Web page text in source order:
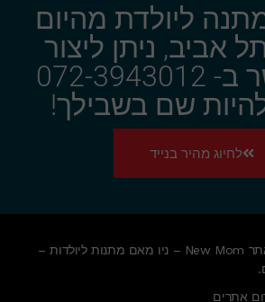
ליולדת מהיום
אביב, ניתן ליצור
עימנו קשר ב- 072-3943012
שם בשבילך!
לחיוג מהיר בנייד
© כל הזכויות שמורות לאתר New Mom – ניו מאם מתנות ליולדות –